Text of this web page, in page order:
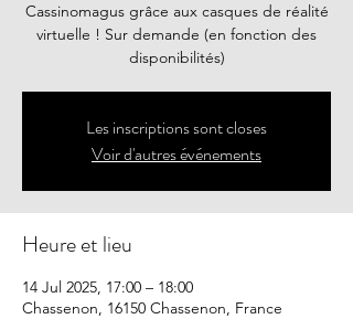
Cassinomagus grâce aux casques de réalité
virtuelle ! Sur demande (en fonction des
disponibilités)
Les inscriptions sont closes
Voir d'autres événements
Heure et lieu
14 Jul 2025, 17:00 – 18:00
Chassenon, 16150 Chassenon, France